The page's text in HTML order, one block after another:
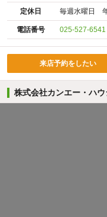
定休日 毎週水曜日
電話番号 025-527-6541
来店予約をしたい
株式会社カンエー・ハ